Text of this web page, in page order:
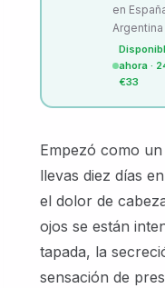
en
Argentina
ahora ·
€33
Empezó como
llevas diez días
el dolor de
ojos se están
tapada, la
sensación de